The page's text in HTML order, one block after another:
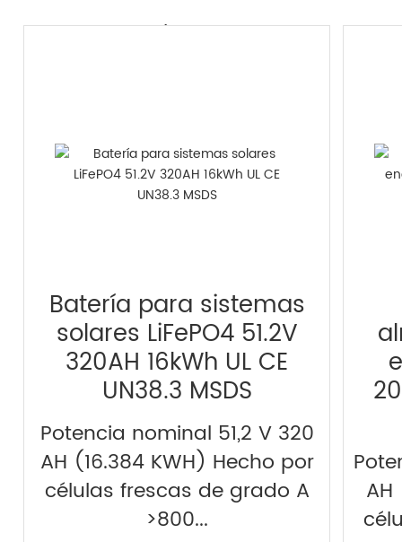
explorar >
Batería para sistemas
solares LiFePO4 51.2V
320AH 16kWh UL CE
UN38.3 MSDS
Potencia nominal 51,2 V 320
AH (16.384 KWH) Hecho por
células frescas de grado A
>800...